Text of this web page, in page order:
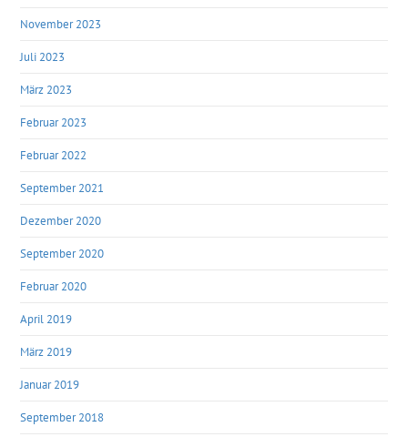
November 2023
Juli 2023
März 2023
Februar 2023
Februar 2022
September 2021
Dezember 2020
September 2020
Februar 2020
April 2019
März 2019
Januar 2019
September 2018